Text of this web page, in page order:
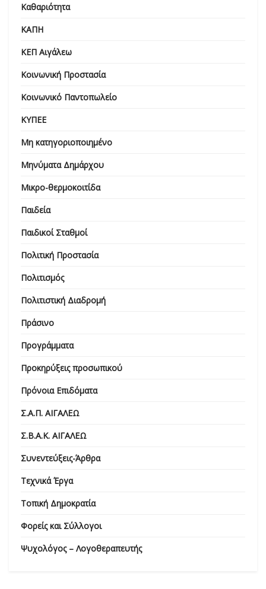
Καθαριότητα
ΚΑΠΗ
ΚΕΠ Αιγάλεω
Κοινωνική Προστασία
Κοινωνικό Παντοπωλείο
ΚΥΠΕΕ
Μη κατηγοριοποιημένο
Μηνύματα Δημάρχου
Μικρο-θερμοκοιτίδα
Παιδεία
Παιδικοί Σταθμοί
Πολιτική Προστασία
Πολιτισμός
Πολιτιστική Διαδρομή
Πράσινο
Προγράμματα
Προκηρύξεις προσωπικού
Πρόνοια Επιδόματα
Σ.Α.Π. ΑΙΓΑΛΕΩ
Σ.Β.Α.Κ. ΑΙΓΑΛΕΩ
Συνεντεύξεις-Άρθρα
Τεχνικά Έργα
Τοπική Δημοκρατία
Φορείς και Σύλλογοι
Ψυχολόγος – Λογοθεραπευτής